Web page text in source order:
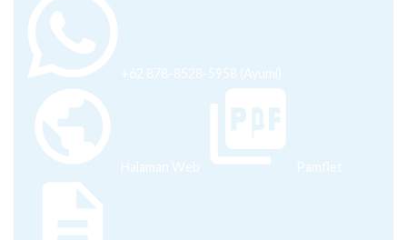
+62 878-8528-5958 (Ayumi)
Halaman Web Pamflet